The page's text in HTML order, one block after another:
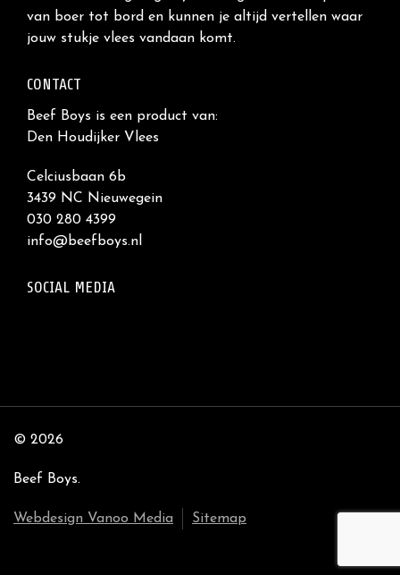
van boer tot bord en kunnen je altijd vertellen waar
jouw stukje vlees vandaan komt.
CONTACT
Beef Boys is een product van:
Den Houdijker Vlees
Celciusbaan 6b
3439 NC Nieuwegein
030 280 4399
info@beefboys.nl
SOCIAL MEDIA
© 2026
Beef Boys.
Webdesign Vanoo Media Sitemap